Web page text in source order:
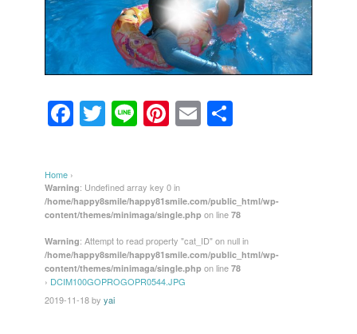
F
a
e
b
o
o
k
T
wi
er
Li
n
Pi
nt
e
st
E
m
Home ›
Warning: Undefined array key 0 in
/home/happy8smile/happy81smile.com/public_html/wp-
content/themes/minimaga/single.php on line 78
Warning: Attempt to read property "cat_ID" on null in
/home/happy8smile/happy81smile.com/public_html/wp-
content/themes/minimaga/single.php on line 78
› DCIM100GOPROGOPR0544.JPG
2019-11-18by yai